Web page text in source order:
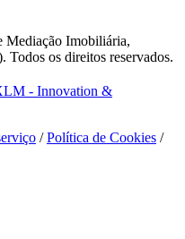
Mediação Imobiliária,
os direitos reservados.
- Innovation &
/Política de Cookies /